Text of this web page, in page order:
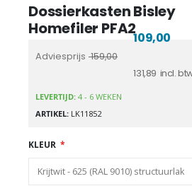
Dossierkasten Bisley
Homefiler PFA2
Adviesprijs 159,00
131,89
109,00
LEVERTIJD: 4 - 6 WEKEN
ARTIKEL LK11852
KLEUR